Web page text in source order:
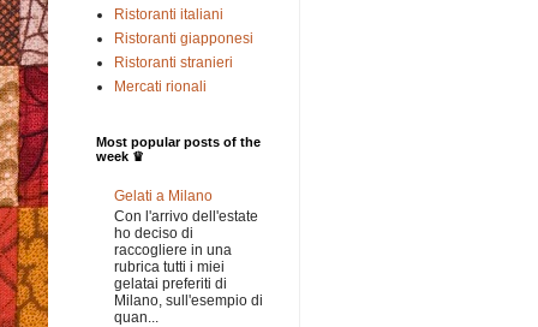
Ristoranti italiani
Ristoranti giapponesi
Ristoranti stranieri
Mercati rionali
Most popular posts of the
week ♛
Gelati a Milano
Con l'arrivo dell'estate
ho deciso di
raccogliere in una
rubrica tutti i miei
gelatai preferiti di
Milano, sull'esempio di
quan...